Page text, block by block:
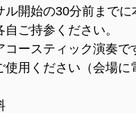
ル開始の30分前まで
自ご持参ください。
コースティック演奏
使用ください（会場に